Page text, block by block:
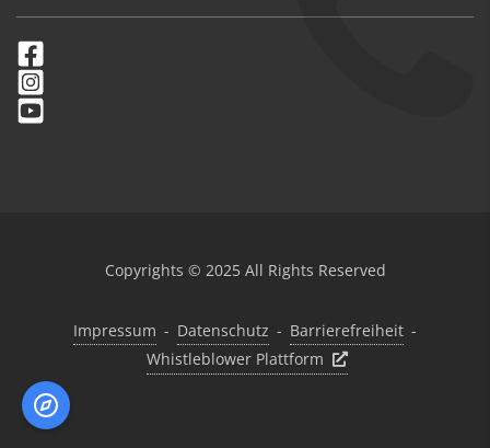
Copyrights © 2025 All Rights Reserved
Impressum - Datenschutz - Barrierefreiheit -
Whistleblower Plattform